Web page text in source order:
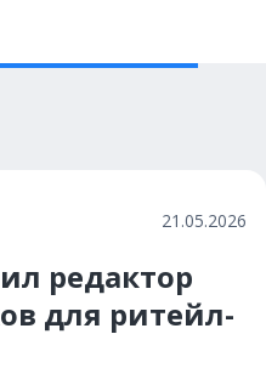
21.05.2026
редактор
для ритейл-